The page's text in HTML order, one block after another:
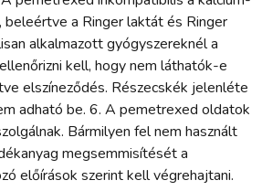
a Ringer laktát és Ringer
alkalmazott gyógyszereknél a
kell, hogy nem láthatók-e
elszíneződés. Részecskék jelenléte
adható be. 6. A pemetrexed oldatok
Bármilyen fel nem használt
megsemmisítését a
előírások szerint kell végrehajtani.